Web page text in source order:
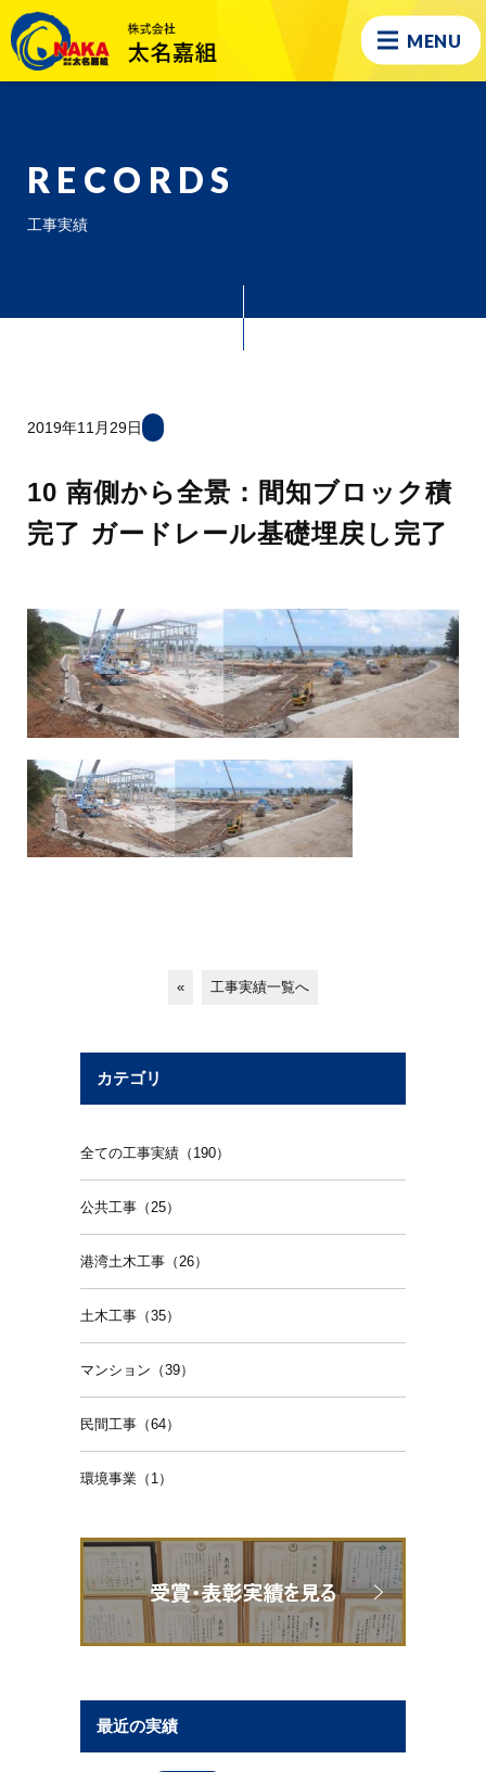
MENU
RECORDS
工事実績
2019年11月29日
10 南側から全景：間知ブロック積
完了 ガードレール基礎埋戻し完了
« 工事実績一覧へ
カテゴリ
全ての工事実績（190）
公共工事（25）
港湾土木工事（26）
土木工事（35）
マンション（39）
民間工事（64）
環境事業（1）
最近の実績